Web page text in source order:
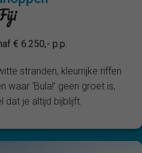
€ 6.250,- p.p.
stranden, kleurrijke riffen
waar ‘Bula!’ geen groet is,
dat je altijd bijblijft.